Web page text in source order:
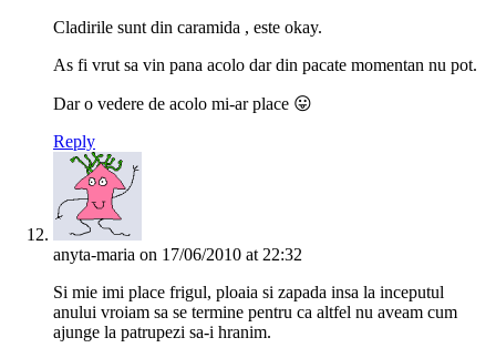
Cladirile sunt din caramida , este okay.
As fi vrut sa vin pana acolo dar din pacate momentan nu pot.
Dar o vedere de acolo mi-ar place 😛
Reply
anyta-maria on 17/06/2010 at 22:32
Si mie imi place frigul, ploaia si zapada insa la inceputul
anului vroiam sa se termine pentru ca altfel nu aveam cum
ajunge la patrupezi sa-i hranim.